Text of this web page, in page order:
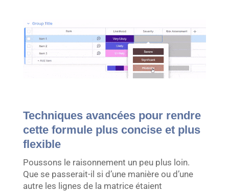
Techniques avancées pour rendre
cette formule plus concise et plus
flexible
Poussons le raisonnement un peu plus loin.
Que se passerait-il si d’une manière ou d’une
autre les lignes de la matrice étaient